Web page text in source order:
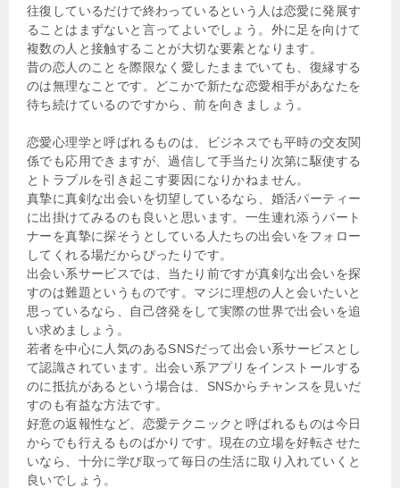
往復しているだけで終わっているという人は恋愛に発展す
ることはまずないと言ってよいでしょう。外に足を向けて
複数の人と接触することが大切な要素となります。
昔の恋人のことを際限なく愛したままでいても、復縁する
のは無理なことです。どこかで新たな恋愛相手があなたを
待ち続けているのですから、前を向きましょう。
恋愛心理学と呼ばれるものは、ビジネスでも平時の交友関
係でも応用できますが、過信して手当たり次第に駆使する
とトラブルを引き起こす要因になりかねません。
真摯に真剣な出会いを切望しているなら、婚活パーティー
に出掛けてみるのも良いと思います。一生連れ添うパート
ナーを真摯に探そうとしている人たちの出会いをフォロー
してくれる場だからぴったりです。
出会い系サービスでは、当たり前ですが真剣な出会いを探
すのは難題というものです。マジに理想の人と会いたいと
思っているなら、自己啓発をして実際の世界で出会いを追
い求めましょう。
若者を中心に人気のあるSNSだって出会い系サービスとし
て認識されています。出会い系アプリをインストールする
のに抵抗があるという場合は、SNSからチャンスを見いだ
すのも有益な方法です。
好意の返報性など、恋愛テクニックと呼ばれるものは今日
からでも行えるものばかりです。現在の立場を好転させた
いなら、十分に学び取って毎日の生活に取り入れていくと
良いでしょう。